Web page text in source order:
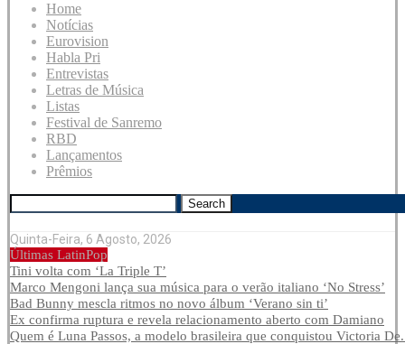
Home
Notícias
Eurovision
Habla Pri
Entrevistas
Letras de Música
Listas
Festival de Sanremo
RBD
Lançamentos
Prêmios
Search
Quinta-Feira, 6 Agosto, 2026
Últimas LatinPop
Tini volta com ‘La Triple T’
Marco Mengoni lança sua música para o verão italiano ‘No Stress’
Bad Bunny mescla ritmos no novo álbum ‘Verano sin ti’
Ex confirma ruptura e revela relacionamento aberto com Damiano
Quem é Luna Passos, a modelo brasileira que conquistou Victoria